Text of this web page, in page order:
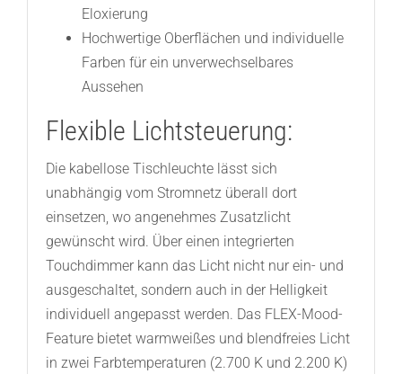
Eloxierung
Hochwertige Oberflächen und individuelle
Farben für ein unverwechselbares
Aussehen
Flexible Lichtsteuerung:
Die kabellose Tischleuchte lässt sich
unabhängig vom Stromnetz überall dort
einsetzen, wo angenehmes Zusatzlicht
gewünscht wird. Über einen integrierten
Touchdimmer kann das Licht nicht nur ein- und
ausgeschaltet, sondern auch in der Helligkeit
individuell angepasst werden. Das FLEX-Mood-
Feature bietet warmweißes und blendfreies Licht
in zwei Farbtemperaturen (2.700 K und 2.200 K)